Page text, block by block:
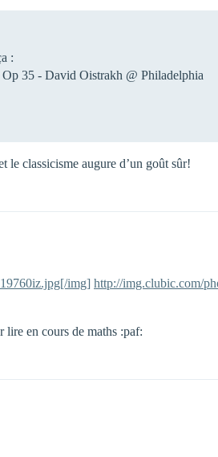
:
35 - David Oistrakh @ Philadelphia
le classicisme augure d’un goût sûr!
img] http://img.clubic.com/
lire en cours de maths :paf: